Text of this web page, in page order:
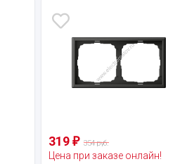
319₽ 354 руб.
Цена при заказе онлайн!